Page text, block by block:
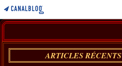
ARTICLES RÉCENTS